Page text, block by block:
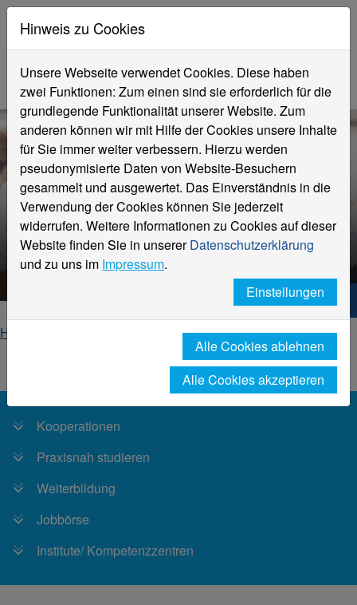
Unternehmen
Hochschule Niederrhein. Dein Weg.
Home
Fachbereich Textil- und Bekleidungstechnik
Kooperationen
Praxisnah studieren
Weiterbildung
Jobbörse
Institute/ Kompetenzzentren
Hinweis zu Cookies
Unsere Webseite verwendet Cookies. Diese haben
zwei Funktionen: Zum einen sind sie erforderlich für die
grundlegende Funktionalität unserer Website. Zum
anderen können wir mit Hilfe der Cookies unsere Inhalte
für Sie immer weiter verbessern. Hierzu werden
pseudonymisierte Daten von Website-Besuchern
gesammelt und ausgewertet. Das Einverständnis in die
Verwendung der Cookies können Sie jederzeit
widerrufen. Weitere Informationen zu Cookies auf dieser
Website finden Sie in unsererDatenschutzerklärung
und zu uns im Impressum.
Einstellungen
Alle Cookies ablehnen
Alle Cookies akzeptieren